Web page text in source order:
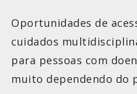
Oportunidades de
cuidados
para pessoas com
muito dependendo do